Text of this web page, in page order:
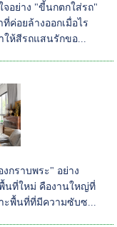
จอย่าง "ขี้นกตกใส่รถ"
ค่อยล้างออกเมื่อไร
ห้สีรถแสนรักขอ...
กราบพระ" อย่าง
นที่ใหม่ คืองานใหญ่ที่
ะพื้นที่ที่มีความซับซ...